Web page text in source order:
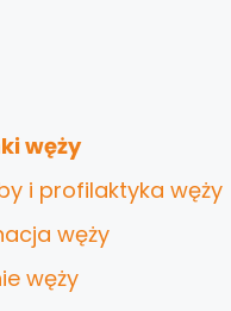
węży
i profilaktyka węży
węży
węży